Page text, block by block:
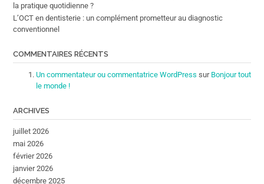
la pratique quotidienne ?
L’OCT en dentisterie : un complément prometteur au diagnostic
conventionnel
COMMENTAIRES RÉCENTS
Un commentateur ou commentatrice WordPress sur Bonjour tout
le monde !
ARCHIVES
juillet 2026
mai 2026
février 2026
janvier 2026
décembre 2025